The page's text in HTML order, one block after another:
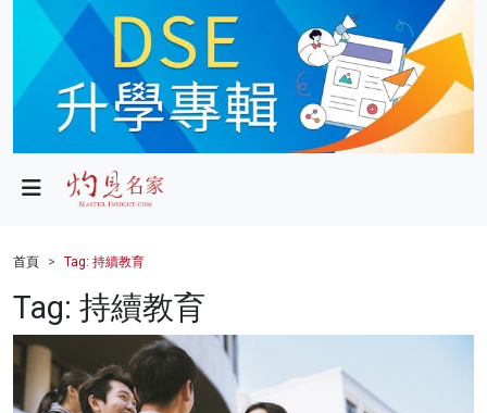
政局
財經
健康
商業
首頁 Tag: 持續教育
Tag: 持續教育